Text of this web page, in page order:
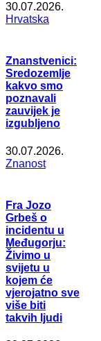
30.07.2026.
Hrvatska
Znanstvenici:
Sredozemlje
kakvo smo
poznavali
zauvijek je
izgubljeno
30.07.2026.
Znanost
Fra Jozo
Grbeš o
incidentu u
Međugorju:
Živimo u
svijetu u
kojem će
vjerojatno sve
više biti
takvih ljudi